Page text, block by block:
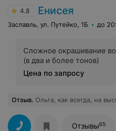
4.8 Енисея
Заславль, ул. Путейко, 1Б до
Сложное окрашивание
(в два и более тонов)
Цена по запросу
Отзыв. Ольга, как всегда, на
Отзывы65